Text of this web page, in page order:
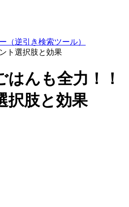
（逆引き検索ツール）
ト選択肢と効果
はんも全力！！
択肢と効果